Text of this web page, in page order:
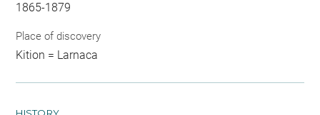
1865-1879
Place of discovery
Kition = Larnaca
HISTORY